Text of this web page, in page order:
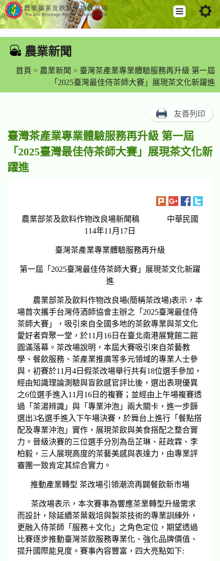
容
::: 農業新聞
首頁 > 農業新聞 > 臺灣茶產業專業體驗服務再升級 第一屆
「2025臺灣最佳侍茶師大賽」展現茶文化新躍進
友善列印
臺灣茶產業專業體驗服務再升級 第一屆
「2025臺灣最佳侍茶師大賽」展現茶文化新
躍進
農業部茶及飲料作物改良場新聞稿 中華民國
114年11月17日
臺灣茶產業專業體驗服務再升級
第一屆「2025臺灣最佳侍茶師大賽」展現茶文化新躍
進
農業部茶及飲料作物改良場(簡稱茶改場)表示，本
場首次攜手台灣侍酒師協會主辦之「2025臺灣最佳侍
茶師大賽」，吸引來自全國多地的茶飲專業與茶文化
愛好者齊聚一堂，於11月16日在臺北南港展覽館二館
圓滿落幕。茶改場說明，本屆大賽吸引來自茶藝教
學、餐飲服務、茶產業推廣等多元領域的專業人士參
與，初賽於11月4日假茶改場舉行共有18位選手參加，
經由知識理論測驗與盲飲感官評比後，選出表現優異
之6位選手進入11月16日的複賽；並經由上午場複賽透
過「茶湯辨識」與「專業沖泡」兩大關卡，進一步篩
選出3名選手進入下午場決賽，於舞台上進行「餐點搭
配及專業沖泡」實作，展現茶飲與美食搭配之整合實
力。晉級決賽的三位選手分別為岳芷琳、莊政霖、李
柏毅，三人展現高度的茶藝美感與表達力，由專業評
審團一致肯定其綜合實力。
推動產業轉型 茶改場引領潮流再闢餐飲新市場
茶改場表示，本次賽事為響應茶業轉型升級需求
而設計，除延續茶葉栽培與製茶技術的專業訓練外，
更融入侍茶師「服務＋文化」之角色定位，期望透過
比賽逐步推動臺灣茶飲服務專業化、強化品牌價值、
提升國際能見度。賽事內容豐富，四大亮點如下: